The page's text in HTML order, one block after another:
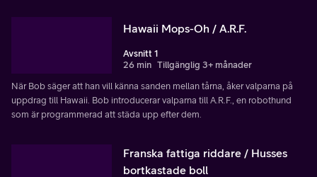
Hawaii Mops-Oh / A.R.F.
Avsnitt 1
26 min Tillgänglig 3+ månader
När Bob säger att han vill känna sanden mellan tårna, åker valparna på
uppdrag till Hawaii. Bob introducerar valparna till A.R.F., en robothund
som är programmerad att städa upp efter dem.
Franska fattiga riddare / Husses
bortkastade boll